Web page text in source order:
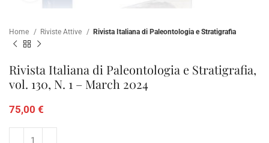
Home Riviste Attive Rivista Italiana di Paleontologia e Stratigrafia
Rivista Italiana di Paleontologia e Stratigrafia,
vol. 130, N. 1 – March 2024
75,00 €